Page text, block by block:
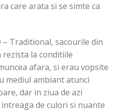
care arata si se simte ca
– Traditional, sacourile din
la conditiile
afara, si erau vopsite
mediul ambiant atunci
dar in ziua de azi
de culori si nuante